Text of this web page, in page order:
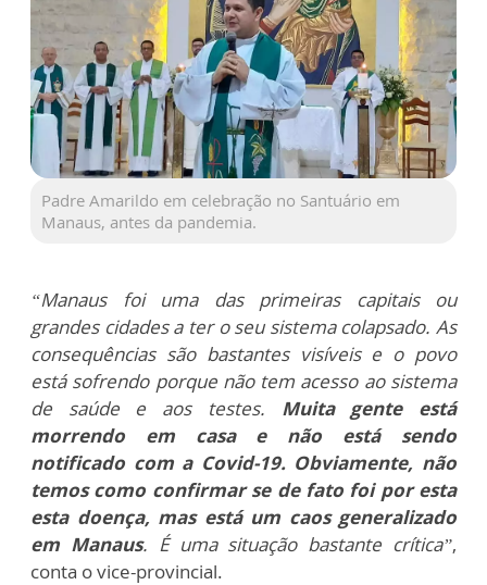
Padre Amarildo em celebração no Santuário em
Manaus, antes da pandemia.
“Manaus foi uma das primeiras capitais ou
grandes cidades a ter o seu sistema colapsado. As
consequências são bastantes visíveis e o povo
está sofrendo porque não tem acesso ao sistema
de saúde e aos testes. Muita gente está
morrendo em casa e não está sendo
notificado com a Covid-19. Obviamente, não
temos como confirmar se de fato foi por esta
esta doença, mas está um caos generalizado
em Manaus. É uma situação bastante crítica”,
conta o vice-provincial.